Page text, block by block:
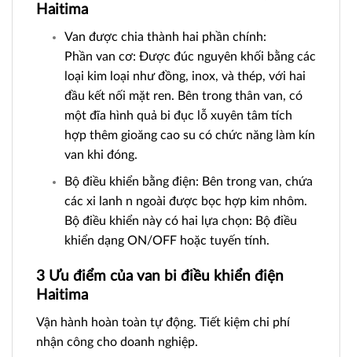
Haitima
Van được chia thành hai phần chính:
Phần van cơ: Được đúc nguyên khối bằng các
loại kim loại như đồng, inox, và thép, với hai
đầu kết nối mặt ren. Bên trong thân van, có
một đĩa hình quả bi đục lỗ xuyên tâm tích
hợp thêm gioăng cao su có chức năng làm kín
van khi đóng.
Bộ điều khiển bằng điện: Bên trong van, chứa
các xi lanh n ngoài được bọc hợp kim nhôm.
Bộ điều khiển này có hai lựa chọn: Bộ điều
khiển dạng ON/OFF hoặc tuyến tính.
3 Ưu điểm của van bi điều khiển điện
Haitima
Vận hành hoàn toàn tự động. Tiết kiệm chi phí
nhận công cho doanh nghiệp.